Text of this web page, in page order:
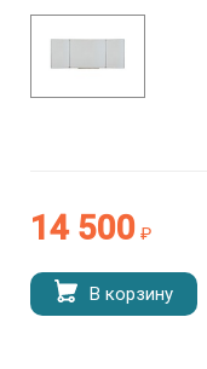
14 500 ₽
В корзину